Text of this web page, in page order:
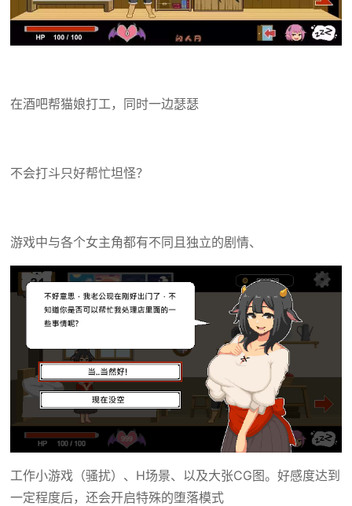
在酒吧帮猫娘打工，同时一边瑟瑟
不会打斗只好帮忙坦怪？
游戏中与各个女主角都有不同且独立的剧情、
工作小游戏（骚扰）、H场景、以及大张CG图。好感度达到
一定程度后，还会开启特殊的堕落模式